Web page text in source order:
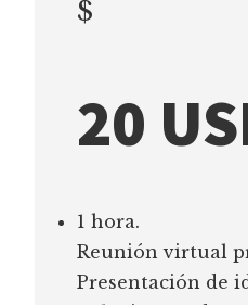
$
20
1 hora.
Reunión virtual
Presentación de